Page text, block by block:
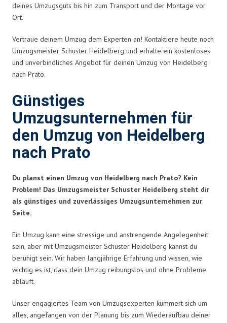
deines Umzugsguts bis hin zum Transport und der Montage vor
Ort.
Vertraue deinem Umzug dem Experten an! Kontaktiere heute noch
Umzugsmeister Schuster Heidelberg und erhalte ein kostenloses
und unverbindliches Angebot für deinen Umzug von Heidelberg
nach Prato.
Günstiges
Umzugsunternehmen für
den Umzug von Heidelberg
nach Prato
Du planst einen Umzug von Heidelberg nach Prato? Kein
Problem! Das Umzugsmeister Schuster Heidelberg steht dir
als günstiges und zuverlässiges Umzugsunternehmen zur
Seite.
Ein Umzug kann eine stressige und anstrengende Angelegenheit
sein, aber mit Umzugsmeister Schuster Heidelberg kannst du
beruhigt sein. Wir haben langjährige Erfahrung und wissen, wie
wichtig es ist, dass dein Umzug reibungslos und ohne Probleme
abläuft.
Unser engagiertes Team von Umzugsexperten kümmert sich um
alles, angefangen von der Planung bis zum Wiederaufbau deiner